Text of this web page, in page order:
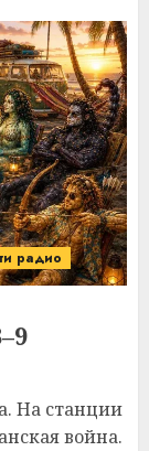
радио
На станции
война.